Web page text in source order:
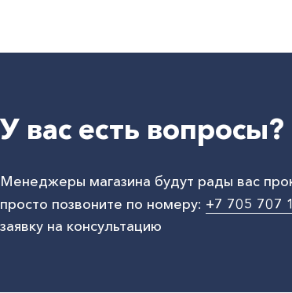
У вас есть вопросы?
Менеджеры магазина будут рады вас
просто позвоните по номеру: +7 705 707
заявку на консультацию